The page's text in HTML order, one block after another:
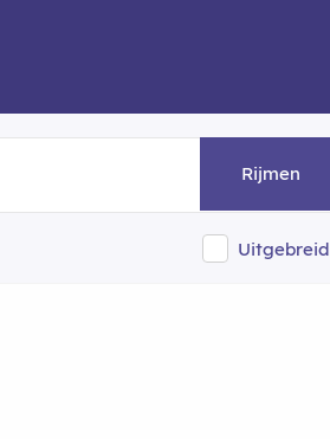
Rijmen
Uitgebreid